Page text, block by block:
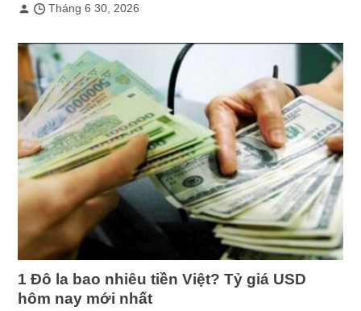
Tháng 6 30, 2026
1 Đô la bao nhiêu tiền Việt? Tỷ giá USD
hôm nay mới nhất